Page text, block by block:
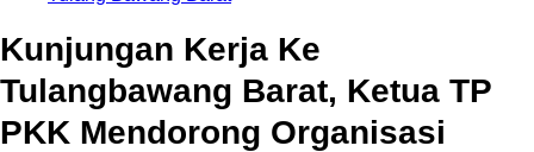
Kunjungan Kerja Ke
Tulangbawang Barat, Ketua TP
PKK Mendorong Organisasi